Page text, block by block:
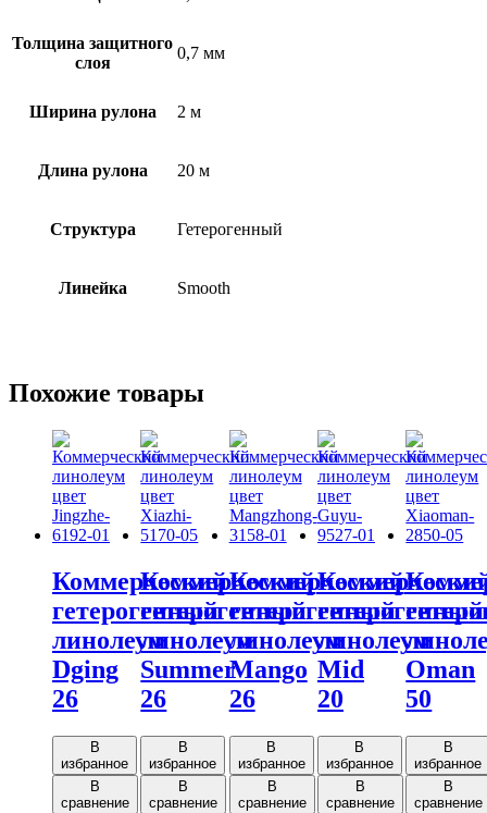
Толщина защитного
слоя
0,7 мм
Ширина рулона 2 м
Длина рулона 20 м
Структура Гетерогенный
Линейка Smooth
Похожие товары
Коммерческий
гетерогенный
линолеум
Dging
26
В
избранное
В
сравнение
Коммерческий
гетерогенный
линолеум
Summer
26
В
избранное
В
сравнение
Коммерческий
гетерогенный
линолеум
Mango
26
В
избранное
В
сравнение
гетерогенный
линолеум
Mid
20
В
избранное
В
сравнение
Oman
50
В
избранное
В
сравнение